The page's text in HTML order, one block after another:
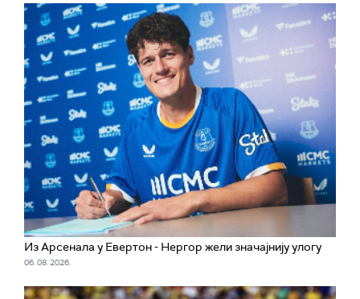
Из Арсенала у Евертон - Нергор жели значајнију улогу
06. 08. 2026.